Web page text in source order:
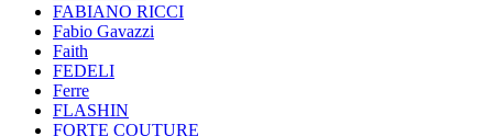
FABIANO RICCI
Fabio Gavazzi
Faith
FEDELI
Ferre
FLASHIN
FORTE COUTURE